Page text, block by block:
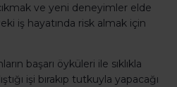
ve yeni deneyimler elde
iş hayatında risk almak için
başarı öyküleri ile sıklıkla
işi bırakıp tutkuyla yapacağı